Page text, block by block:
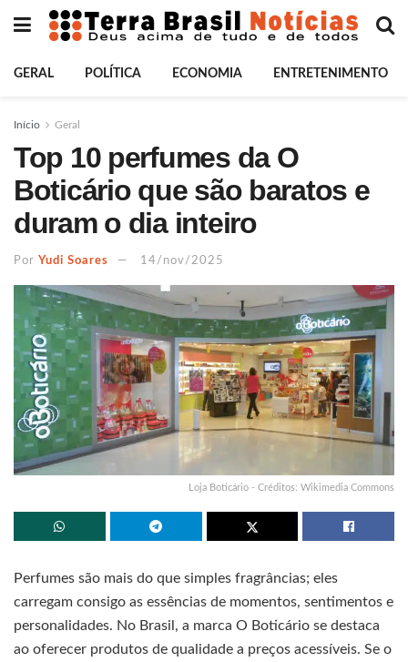
GERAL POLÍTICA ECONOMIA ENTRETENIMENTO
Início Geral
Top 10 perfumes da O
Boticário que são baratos e
duram o dia inteiro
Por Yudi Soares 14/nov/2025
Loja Boticário - Créditos: Wikimedia Commons
Perfumes são mais do que simples fragrâncias; eles
carregam consigo as essências de momentos, sentimentos e
personalidades. No Brasil, a marca O Boticário se destaca
ao oferecer produtos de qualidade a preços acessíveis. Se o